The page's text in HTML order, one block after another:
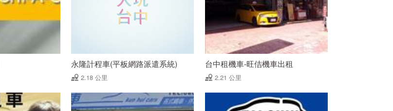
永隆計程車(平板網路派遣系統)
2.18 公里
台中租機車-旺佶機車出租
2.21 公里